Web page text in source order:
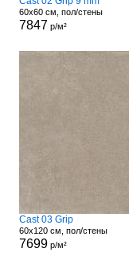
60x60 см, пол/стены
7847 р/м²
Cast 03 Grip
60x120 см, пол/стены
7699р/м²